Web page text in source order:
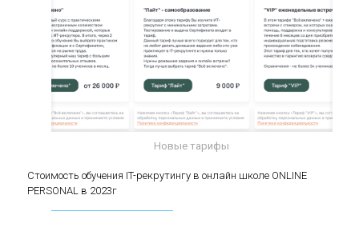
Стоимость обучения IT-рекрутингу в онлайн
Новые тарифы
Стоимость обучения IT-рекрутингу в онлайн школе ONLINE
PERSONAL в 2023г